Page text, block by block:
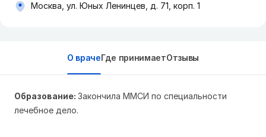
Москва, ул. Юных Ленинцев, д. 71, корп. 1
О врачеГде принимаетОтзывы
Образование: Закончила ММСИ по специальности
лечебное дело.